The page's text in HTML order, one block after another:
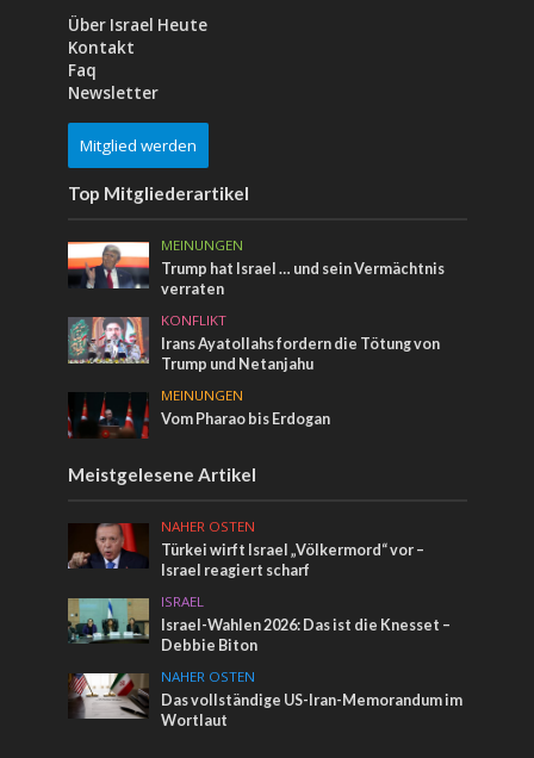
Über Israel Heute
Kontakt
Faq
Newsletter
Mitglied werden
Top Mitgliederartikel
MEINUNGEN
Trump hat Israel … und sein Vermächtnis
verraten
KONFLIKT
Irans Ayatollahs fordern die Tötung von
Trump und Netanjahu
MEINUNGEN
Vom Pharao bis Erdogan
Meistgelesene Artikel
NAHER OSTEN
Türkei wirft Israel „Völkermord“ vor –
Israel reagiert scharf
ISRAEL
Israel-Wahlen 2026: Das ist die Knesset –
Debbie Biton
NAHER OSTEN
Das vollständige US-Iran-Memorandum im
Wortlaut